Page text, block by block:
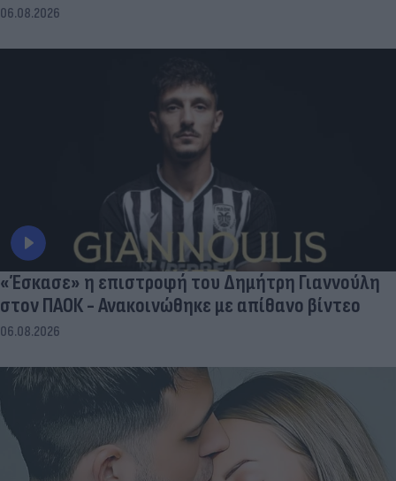
06.08.2026
«Έσκασε» η επιστροφή του Δημήτρη Γιαννούλη
στον ΠΑΟΚ - Ανακοινώθηκε με απίθανο βίντεο
06.08.2026